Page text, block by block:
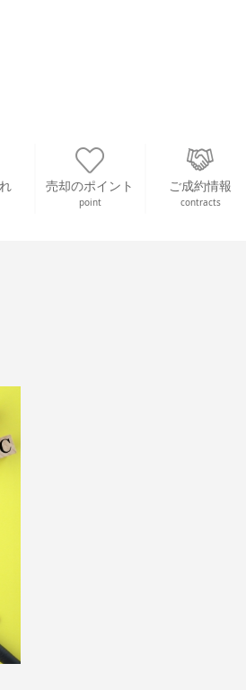
売却のポイント
point
ご成約情報
contracts